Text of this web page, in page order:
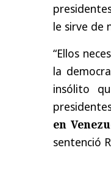
le sirve de
“Ellos
la
insólito
en
sentenció